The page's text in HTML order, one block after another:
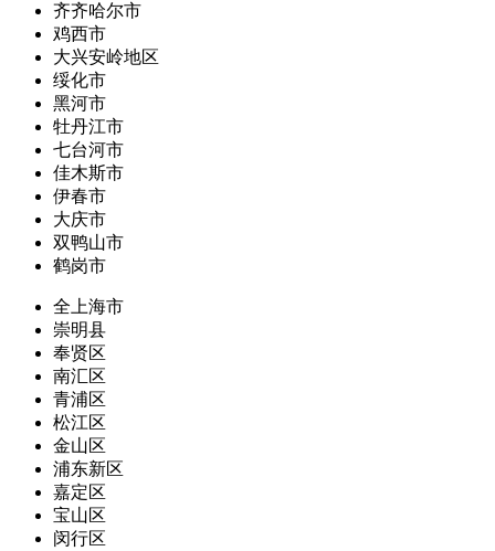
齐齐哈尔市
鸡西市
大兴安岭地区
绥化市
黑河市
牡丹江市
七台河市
佳木斯市
伊春市
大庆市
双鸭山市
鹤岗市
全上海市
崇明县
奉贤区
南汇区
青浦区
松江区
金山区
浦东新区
嘉定区
宝山区
闵行区